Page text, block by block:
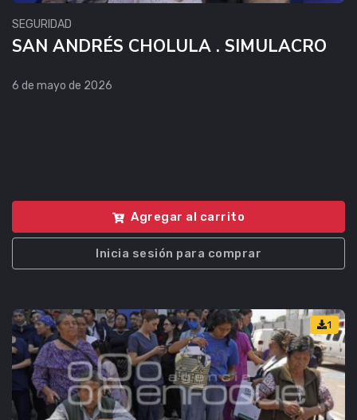
SEGURIDAD
SAN ANDRÉS CHOLULA . SIMULACRO
6 de mayo de 2026
Agregar al carrito
Inicia sesión para comprar
1